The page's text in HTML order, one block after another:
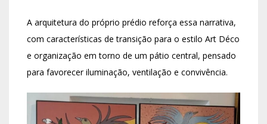
A arquitetura do próprio prédio reforça essa narrativa,
com características de transição para o estilo Art Déco
e organização em torno de um pátio central, pensado
para favorecer iluminação, ventilação e convivência.